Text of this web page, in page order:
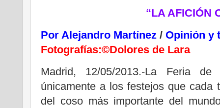
“LA AFICIÓN
Por Alejandro Martínez / Opinión y
Fotografías:©Dolores de Lara
Madrid, 12/05/2013.-La Feria
únicamente a los festejos que cada
del coso más importante del